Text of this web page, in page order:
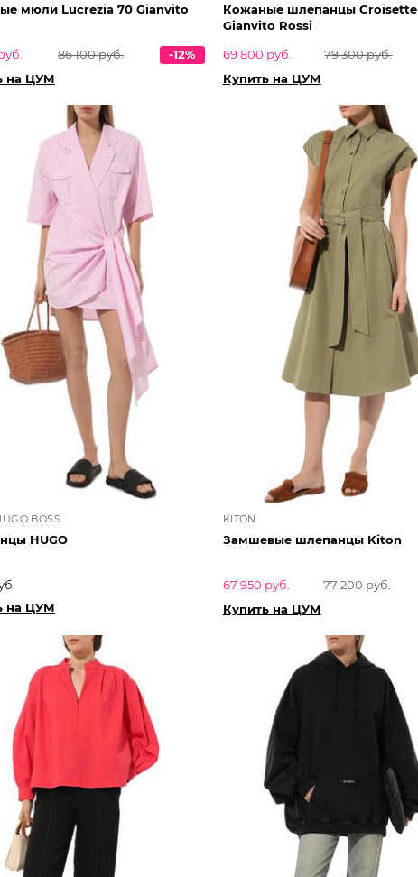
мюли Lucrezia 70 Gianvito
86 100 руб.
-12%
на ЦУМ
Кожаные шлепанцы Croisette
Gianvito Rossi
69 800 руб.
79 300 руб.
Купить на ЦУМ
BOSS
HUGO
на ЦУМ
KITON
Замшевые шлепанцы Kiton
67 950 руб. 77 200 руб.
Купить на ЦУМ